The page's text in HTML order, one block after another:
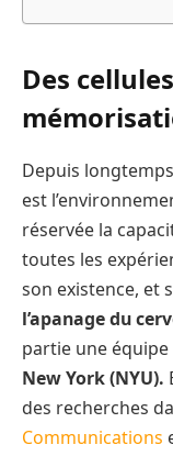
Des
Depuis
est
réservée la
toutes les
son existence, et
l’apanage du
partie une équipe
New York (NYU).
des recherches
Communications